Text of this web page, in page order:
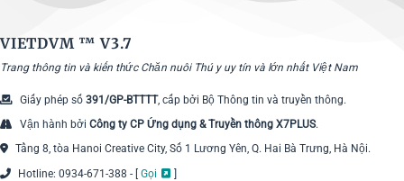
VIETDVM ™V3.7
Trang thông tin và kiến thức Chăn nuôi Thú y uy tín và lớn nhất Việt Nam
Giấy phép số 391/GP-BTTTT, cấp bởi Bộ Thông tin và truyền thông.
Vận hành bởi Công ty CP Ứng dụng & Truyền thông X7PLUS.
Tầng 8, tòa Hanoi Creative City, Số 1 Lương Yên, Q. Hai Bà Trưng, Hà Nội.
Hotline: 0934-671-388 - [ Gọi
]